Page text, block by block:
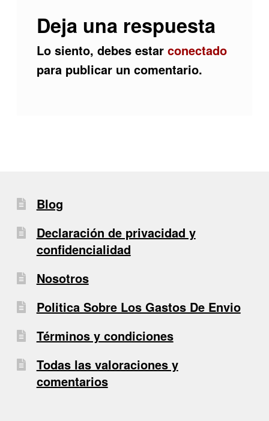
Deja una respuesta
Lo siento, debes estar conectado
para publicar un comentario.
Blog
Declaración de privacidad y
confidencialidad
Nosotros
Politica Sobre Los Gastos De Envio
Términos y condiciones
Todas las valoraciones y
comentarios